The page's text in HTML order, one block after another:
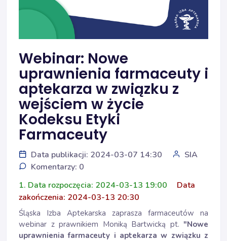
Webinar: Nowe
uprawnienia farmaceuty i
aptekarza w związku z
wejściem w życie
Kodeksu Etyki
Farmaceuty
Data publikacji: 2024-03-07 14:30
SIA
Komentarzy: 0
1. Data rozpoczęcia: 2024-03-13 19:00
Data
zakończenia: 2024-03-13 20:30
Śląska Izba Aptekarska zaprasza farmaceutów na
webinar z prawnikiem Moniką Bartwicką pt. "Nowe
uprawnienia farmaceuty i aptekarza w związku z